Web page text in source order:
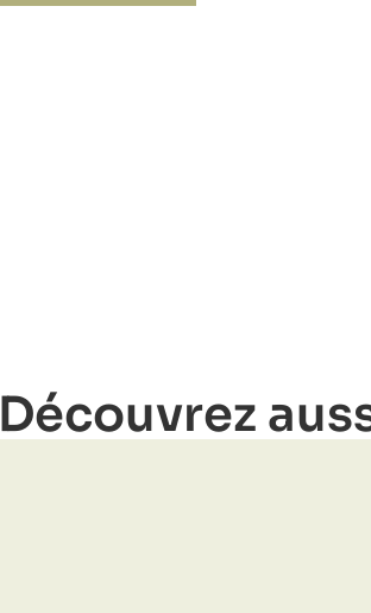
Découvrez